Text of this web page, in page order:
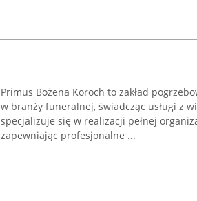
Primus Bożena Koroch to zakład
w branży funeralnej, świadcząc usługi z
specjalizuje się w realizacji pełnej
zapewniając profesjonalne ...